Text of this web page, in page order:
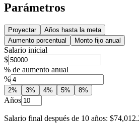
Parámetros
Proyectar
Años hasta la meta
Aumento porcentual
Monto fijo anual
Salario inicial
$
% de aumento anual
%
2% 3% 4% 5% 8%
Años
Salario final después de 10 años: